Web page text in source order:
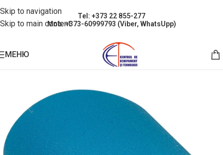
Skip to navigation
Skip to main content
Tel: +373 22 855-277
Mob: +373-60999793 (Viber, WhatsUpp)
МЕНЮ